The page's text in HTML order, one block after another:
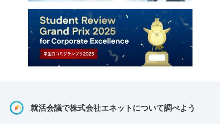
就活会議で株式会社エネットについて調べよう